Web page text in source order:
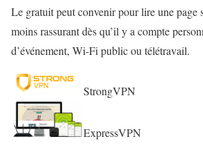
Le gratuit peut convenir pour lire une page
moins rassurant dès qu’il y a compte
d’événement, Wi‑Fi public ou télétravail.
StrongVPN
ExpressVPN